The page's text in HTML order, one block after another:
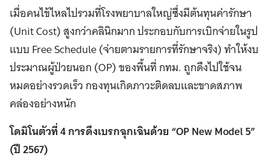
เมื่อคนไข้ไหลไปรวมที่โรงพยาบาลใหญ่ซึ่งมีต้นทุนค่ารักษา
(Unit Cost) สูงกว่าคลินิกมาก ประกอบกับการเบิกจ่ายในรูป
แบบ Free Schedule (จ่ายตามรายการที่รักษาจริง) ทำให้งบ
ประมาณผู้ป่วยนอก (OP) ของพื้นที่ กทม. ถูกดึงไปใช้จน
หมดอย่างรวดเร็ว กองทุนเกิดภาวะติดลบและขาดสภาพ
คล่องอย่างหนัก
โดมิโนตัวที่ 4 การดึงเบรกฉุกเฉินด้วย “OP New Model 5”
(ปี 2567)